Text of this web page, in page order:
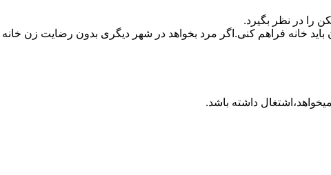
را در نظر بگیرد.
خانه فراهم کنی.اگر مرد بخواهد در شهر دیگری بدون رضایت زن خانه
داشته باشد.